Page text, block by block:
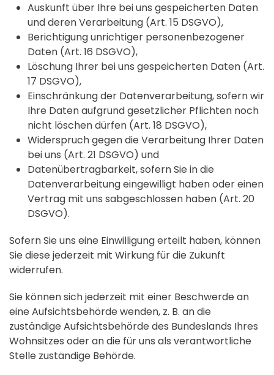
Auskunft über Ihre bei uns gespeicherten Daten
und deren Verarbeitung (Art. 15 DSGVO),
Berichtigung unrichtiger personenbezogener
Daten (Art. 16 DSGVO),
Löschung Ihrer bei uns gespeicherten Daten (Art.
17 DSGVO),
Einschränkung der Datenverarbeitung, sofern wir
Ihre Daten aufgrund gesetzlicher Pflichten noch
nicht löschen dürfen (Art. 18 DSGVO),
Widerspruch gegen die Verarbeitung Ihrer Daten
bei uns (Art. 21 DSGVO) und
Datenübertragbarkeit, sofern Sie in die
Datenverarbeitung eingewilligt haben oder einen
Vertrag mit uns sabgeschlossen haben (Art. 20
DSGVO).
Sofern Sie uns eine Einwilligung erteilt haben, können
Sie diese jederzeit mit Wirkung für die Zukunft
widerrufen.
Sie können sich jederzeit mit einer Beschwerde an
eine Aufsichtsbehörde wenden, z. B. an die
zuständige Aufsichtsbehörde des Bundeslands Ihres
Wohnsitzes oder an die für uns als verantwortliche
Stelle zuständige Behörde.